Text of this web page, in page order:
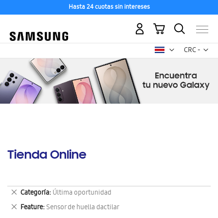
Hasta 24 cuotas sin intereses
CRC -
colón
Mi carrito
Tienda Online
Categoría Última oportunidad
Eliminar
este
artículo
Feature Sensor de huella dactilar
Eliminar